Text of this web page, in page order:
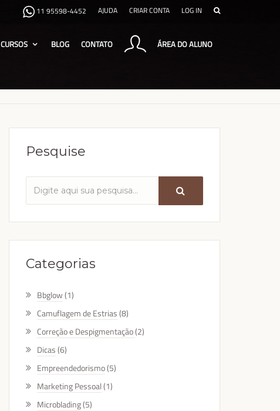
11 95598-4452 AJUDA CRIAR CONTA LOG IN
CURSOS BLOG CONTATO ÁREA DO ALUNO
Pesquise
Categorias
Bbglow(1)
Camuflagem de Estrias(8)
Correção e Despigmentação(2)
Dicas(6)
Empreendedorismo(5)
Marketing Pessoal(1)
Microblading(5)